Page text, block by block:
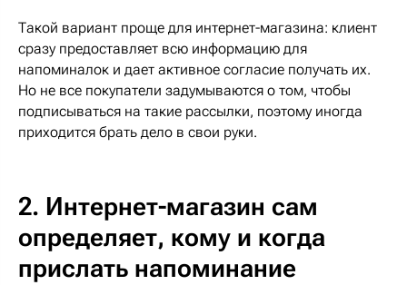
Такой вариант проще для интернет-магазина: клиент
сразу предоставляет всю информацию для
напоминалок и дает активное согласие получать их.
Но не все покупатели задумываются о том, чтобы
подписываться на такие рассылки, поэтому иногда
приходится брать дело в свои руки.
2. Интернет-магазин сам
определяет, кому и когда
прислать напоминание